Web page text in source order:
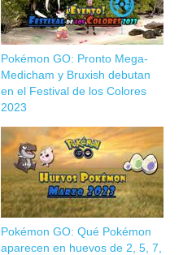
Pokémon GO: Pronto Mega-
Medicham y Bruxish debutan
en el Festival de los Colores
2023
Pokémon GO: Qué Pokémon
aparecen en huevos de 2, 5, 7,